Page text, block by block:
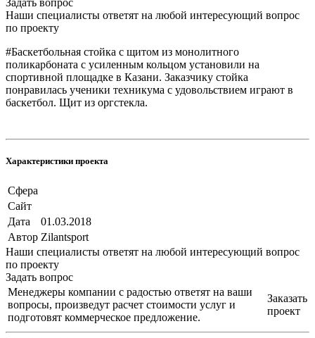
Наши специалисты ответят на любой интересующий вопрос
по проекту
#Баскетбольная стойка с щитом из монолитного
поликарбоната с усиленным кольцом установили на
спортивной площадке в Казани. Заказчику стойка
понравилась ученики техникума с удовольствием играют в
баскетбол. Щит из оргстекла.
Характеристики проекта
Сфера
Сайт
Дата
01.03.2018
Автор Zilantsport
Наши специалисты ответят на любой интересующий вопрос
по проекту
Задать вопрос
Менеджеры компании с радостью ответят на ваши
вопросы, произведут расчет стоимости услуг и
подготовят коммерческое предложение.
Заказать
проект